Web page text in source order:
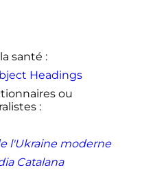
3 Congrès
septembre 2007
8173 Chine-
EHESS),
pour l’étude
que la guerre?
de la force
santé :
Headings
ou
:
l'Ukraine moderne
Catalana